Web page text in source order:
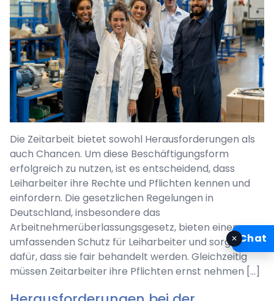
Die Zeitarbeit bietet sowohl Herausforderungen als
auch Chancen. Um diese Beschäftigungsform
erfolgreich zu nutzen, ist es entscheidend, dass
Leiharbeiter ihre Rechte und Pflichten kennen und
einfordern. Die gesetzlichen Regelungen in
Deutschland, insbesondere das
Arbeitnehmerüberlassungsgesetz, bieten einen
umfassenden Schutz für Leiharbeiter und sorgen
dafür, dass sie fair behandelt werden. Gleichzeitig
müssen Zeitarbeiter ihre Pflichten ernst nehmen […]
Chat
✕